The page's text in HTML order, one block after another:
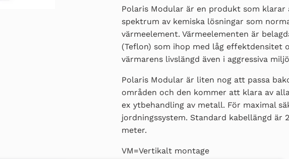
till
produkten
i
din
varukorg
Polaris Modular är en produkt som
spektrum av kemiska lösningar som
värmeelement. Värmeelementen är
(Teflon) som ihop med låg effektdensitet
värmarens livslängd även i aggressiva
Polaris Modular är liten nog att passa
områden och den kommer att klara av
ex ytbehandling av metall. För maximal
jordningssystem. Standard kabellängd är
meter.
VM=Vertikalt montage